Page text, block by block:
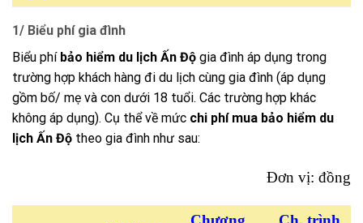
1/ Biểu phí gia đình
Biểu phí bảo hiểm du lịch Ấn Độ gia đình áp dụng trong
trường hợp khách hàng đi du lịch cùng gia đình (áp dụng
gồm bố/ mẹ và con dưới 18 tuổi. Các trường hợp khác
không áp dụng). Cụ thể về mức chi phí mua bảo hiểm du
lịch Ấn Độ theo gia đình như sau:
Đơn vị: đồng